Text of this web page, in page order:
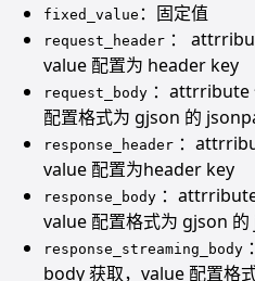
fixed_value ：固定值
request_header ：
value 配置为 header key
request_body ：attrribute
配置格式为 gjson 的
response_header ：
value 配置为header key
response_body ：
value 配置格式为 gjson
response_streaming_body
body 获取，value 配置格